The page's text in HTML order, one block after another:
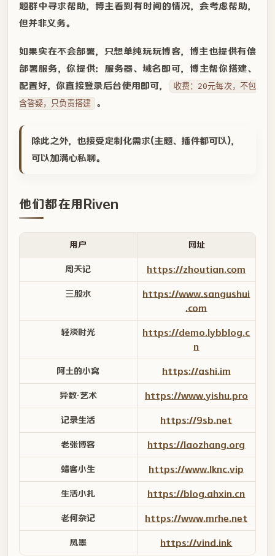
题群中寻求帮助，博主看到有时间的情况，会考虑帮助，
但并非义务。
如果实在不会部署，只想单纯玩玩博客，博主也提供有偿
部署服务，你提供：服务器、域名即可，博主帮你搭建、
配置好，你直接登录后台使用即可，
收费：20元每次，不包
含答疑，只负责搭建
。
除此之外，也接受定制化需求(主题、插件都可以)，
可以加满心私聊。
他们都在用Riven
用户 网址
周天记 https://zhoutian.com
三股水
https://www.sangushui
.com
轻淡时光
https://demo.lybblog.c
n
阿土的小窝 https://ashi.im
异数·艺术 https://www.yishu.pro
记录生活 https://9sb.net
老张博客 https://laozhang.org
蜡客小生 https://www.lknc.vip
生活小扎 https://blog.ahxin.cn
老何杂记 https://www.mrhe.net
风墨 https://vind.ink